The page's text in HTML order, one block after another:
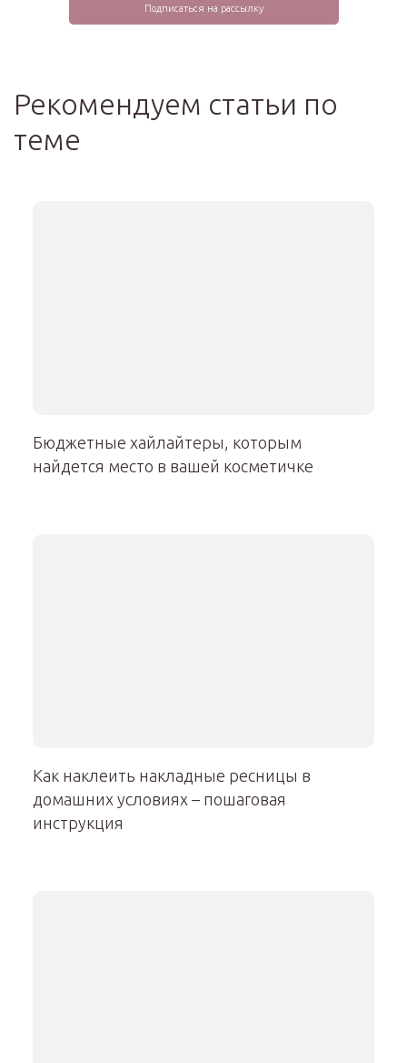
Рекомендуем статьи по
теме
Бюджетные хайлайтеры, которым
найдется место в вашей косметичке
Как наклеить накладные ресницы в
домашних условиях – пошаговая
инструкция